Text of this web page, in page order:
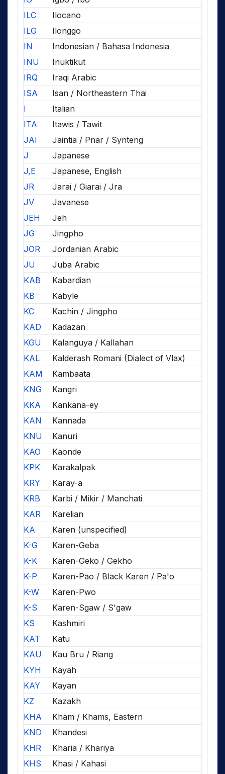
ILC
Ilocano
ILG
Ilonggo
IN
Indonesian / Bahasa Indonesia
INU
Inuktikut
IRQ
Iraqi Arabic
ISA
Isan / Northeastern Thai
I
Italian
ITA
Itawis / Tawit
JAI
Jaintia / Pnar / Synteng
J
Japanese
J,E
Japanese, English
JR
Jarai / Giarai / Jra
JV
Javanese
JEH
Jeh
JG
Jingpho
JOR
Jordanian Arabic
JU
Juba Arabic
KAB
Kabardian
KB
Kabyle
KC
Kachin / Jingpho
KAD
Kadazan
KGU
Kalanguya / Kallahan
KAL
Kalderash Romani (Dialect of Vlax)
KAM
Kambaata
KNG
Kangri
KKA
Kankana-ey
KAN
Kannada
KNU
Kanuri
KAO
Kaonde
KPK
Karakalpak
KRY
Karay-a
KRB
Karbi / Mikir / Manchati
KAR
Karelian
KA
Karen (unspecified)
K-G
Karen-Geba
K-K
Karen-Geko / Gekho
K-P
Karen-Pao / Black Karen / Pa'o
K-W
Karen-Pwo
K-S
Karen-Sgaw / S'gaw
KS
Kashmiri
KAT
Katu
KAU
Kau Bru / Riang
KYH
Kayah
KAY
Kayan
KZ
Kazakh
KHA
Kham / Khams, Eastern
KND
Khandesi
KHR
Kharia / Khariya
KHS
Khasi / Kahasi